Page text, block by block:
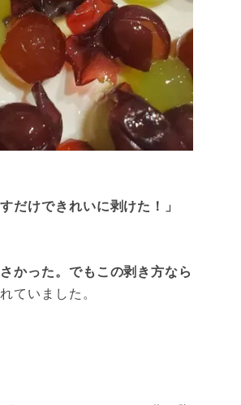
だけできれいに剥けた！」
かった。でもこの剥き方なら
ていました。